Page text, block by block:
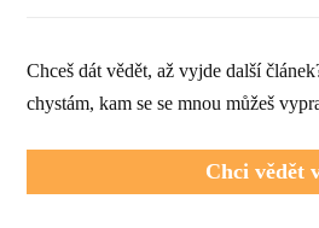
Chceš dát vědět, až vyjde další
chystám, kam se se mnou můžeš
Chci vědět